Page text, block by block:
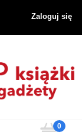
Zaloguj się